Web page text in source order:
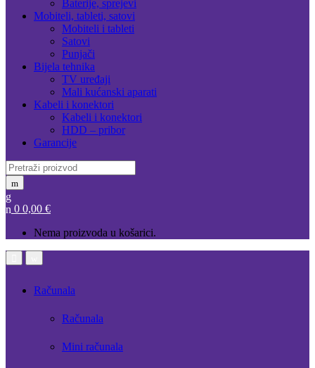
Baterije, sprejevi
Mobiteli, tableti, satovi
Mobiteli i tableti
Satovi
Punjači
Bijela tehnika
TV uređaji
Mali kućanski aparati
Kabeli i konektori
Kabeli i konektori
HDD – pribor
Garancije
Search
for:
0 0,00 €
Nema proizvoda u košarici.
Računala
Računala
Mini računala